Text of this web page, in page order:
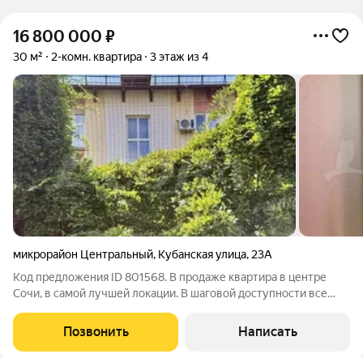
16 800 000 ₽
30 м² 2-комн. квартира 3 этаж из 4
микрорайон Центральный, Кубанская улица, 23А
Код предложения ID 801568. В продаже квартира в центре
Сочи, в самой лучшей локации. В шаговой доступности все
театр, Фестивальный, набережная, до моря 600 метров. Рядом
школа, поликлиника,
Позвонить Написать